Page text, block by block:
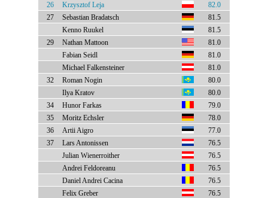
26
Krzysztof Leja
82.0
27
Sebastian Bradatsch
81.5
Kenno Ruukel
81.5
29
Nathan Mattoon
81.0
Fabian Seidl
81.0
Michael Falkensteiner
81.0
32
Roman Nogin
80.0
Ilya Kratov
80.0
34
Hunor Farkas
79.0
35
Moritz Echsler
78.0
36
Artii Aigro
77.0
37
Lars Antonissen
76.5
Julian Wienerroither
76.5
Andrei Feldoreanu
76.5
Daniel Andrei Cacina
76.5
Felix Greber
76.5